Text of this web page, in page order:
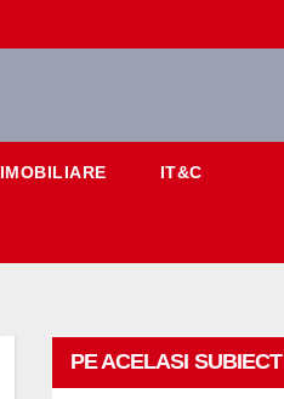
IMOBILIARE IT&C
PE ACELASI SUBIECT